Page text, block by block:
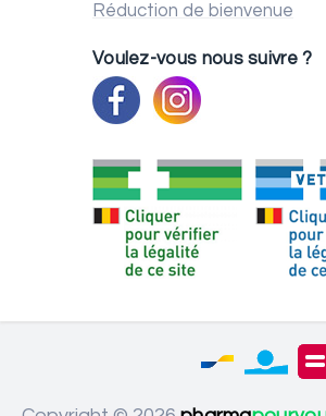
Réduction de bienvenue
Voulez-vous nous suivre ?